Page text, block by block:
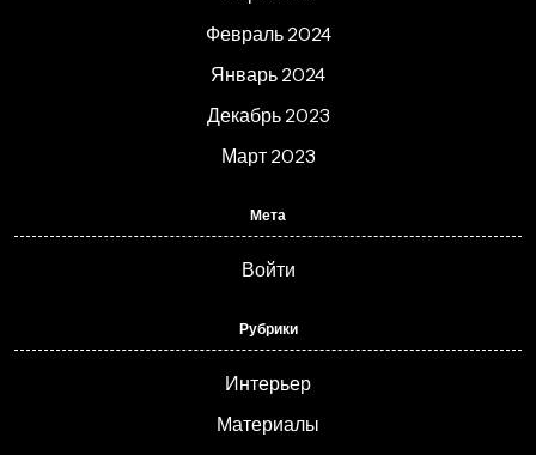
Февраль 2024
Январь 2024
Декабрь 2023
Март 2023
Мета
Войти
Рубрики
Интерьер
Материалы